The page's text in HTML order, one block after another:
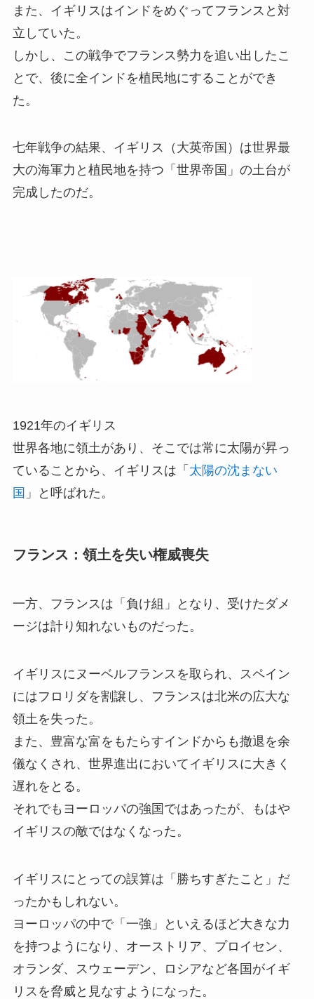
また、イギリスはインドをめぐってフランスと対
立していた。
しかし、この戦争でフランス勢力を追い出したこ
とで、後に全インドを植民地にすることができ
た。
七年戦争の結果、イギリス（大英帝国）は世界最
大の海軍力と植民地を持つ「世界帝国」の土台が
完成したのだ。
1921年のイギリス
世界各地に領土があり、そこでは常に太陽が昇っ
ていることから、イギリスは「 太陽の沈まない
国 」と呼ばれた。
フランス：領土を失い権威喪失
一方、フランスは「負け組」となり、受けたダメ
ージは計り知れないものだった。
イギリスにヌーベルフランスを取られ、スペイン
にはフロリダを割譲し、フランスは北米の広大な
領土を失った。
また、豊富な富をもたらすインドからも撤退を余
儀なくされ、世界進出においてイギリスに大きく
遅れをとる。
それでもヨーロッパの強国ではあったが、もはや
イギリスの敵ではなくなった。
イギリスにとっての誤算は「勝ちすぎたこと」だ
ったかもしれない。
ヨーロッパの中で「一強」といえるほど大きな力
を持つようになり、オーストリア、プロイセン、
オランダ、スウェーデン、ロシアなど各国がイギ
リスを脅威と見なすようになった。